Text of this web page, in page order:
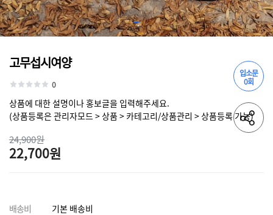
입소문
0회
고무섭시여양
0
상품에 대한 설명이나 홍보글을 입력해주세요.
(상품등록은 관리자모드 > 상품 > 카테고리/상품관리 > 상품등록 가능)
24,900원
22,700원
배송비 기본 배송비